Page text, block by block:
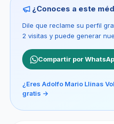
¿Conoces a este
Dile que reclame su perfil
2 visitas y puede generar
Compartir por
¿Eres Adolfo Mario Llinas
gratis →